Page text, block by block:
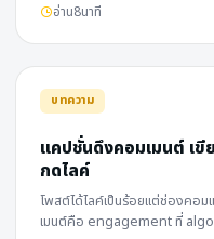
อ่าน8นาที
บทความ
แคปชั่นดึงคอมเมนต์ เขี
กดไลค์
โพสต์ได้ไลค์เป็นร้อยแต่ช่องคอม
เมนต์คือ engagement ที่ algo